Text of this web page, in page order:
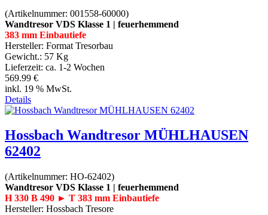
(Artikelnummer: 001558-60000)
Wandtresor VDS Klasse 1 | feuerhemmend
383 mm Einbautiefe
Hersteller: Format Tresorbau
Gewicht.: 57 Kg
Lieferzeit: ca. 1-2 Wochen
569.99 €
inkl. 19 % MwSt.
Details
Hossbach Wandtresor MÜHLHAUSEN
62402
(Artikelnummer: HO-62402)
Wandtresor VDS Klasse 1 | feuerhemmend
H 330 B 490 ► T 383 mm Einbautiefe
Hersteller: Hossbach Tresore